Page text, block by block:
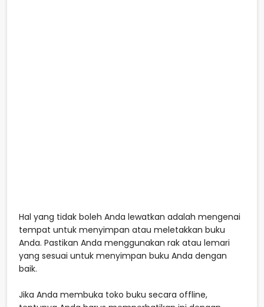
Hal yang tidak boleh Anda lewatkan adalah mengenai
tempat untuk menyimpan atau meletakkan buku
Anda. Pastikan Anda menggunakan rak atau lemari
yang sesuai untuk menyimpan buku Anda dengan
baik.
Jika Anda membuka toko buku secara offline,